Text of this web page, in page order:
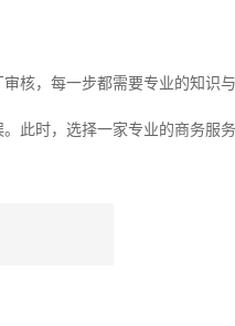
核，每一步都需要专业的知识
此时，选择一家专业的商务服务